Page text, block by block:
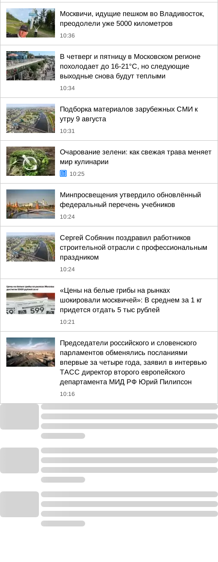
Москвичи, идущие пешком во Владивосток,
преодолели уже 5000 километров
10:36
В четверг и пятницу в Московском регионе
похолодает до 16-21°C, но следующие
выходные снова будут теплыми
10:34
Подборка материалов зарубежных СМИ к
утру 9 августа
10:31
Очарование зелени: как свежая трава меняет
мир кулинарии
10:25
Минпросвещения утвердило обновлённый
федеральный перечень учебников
10:24
Сергей Собянин поздравил работников
строительной отрасли с профессиональным
праздником
10:24
«Цены на белые грибы на рынках
шокировали москвичей»: В среднем за 1 кг
придется отдать 5 тыс рублей
10:21
Председатели российского и словенского
парламентов обменялись посланиями
впервые за четыре года, заявил в интервью
ТАСС директор второго европейского
департамента МИД РФ Юрий Пилипсон
10:16